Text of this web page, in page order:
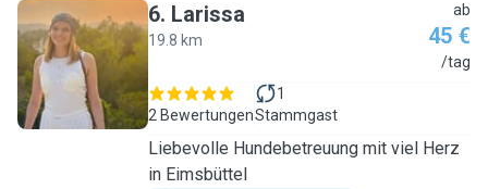
L
6. Larissa
19.8 km
ab
45 €
/tag
2 Bewertungen
1
Stammgast
Liebevolle Hundebetreuung mit viel Herz
in Eimsbüttel